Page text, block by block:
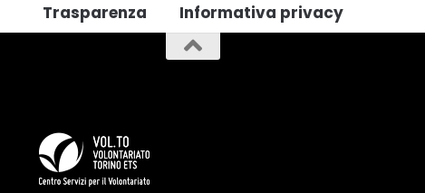
Trasparenza Informativa privacy